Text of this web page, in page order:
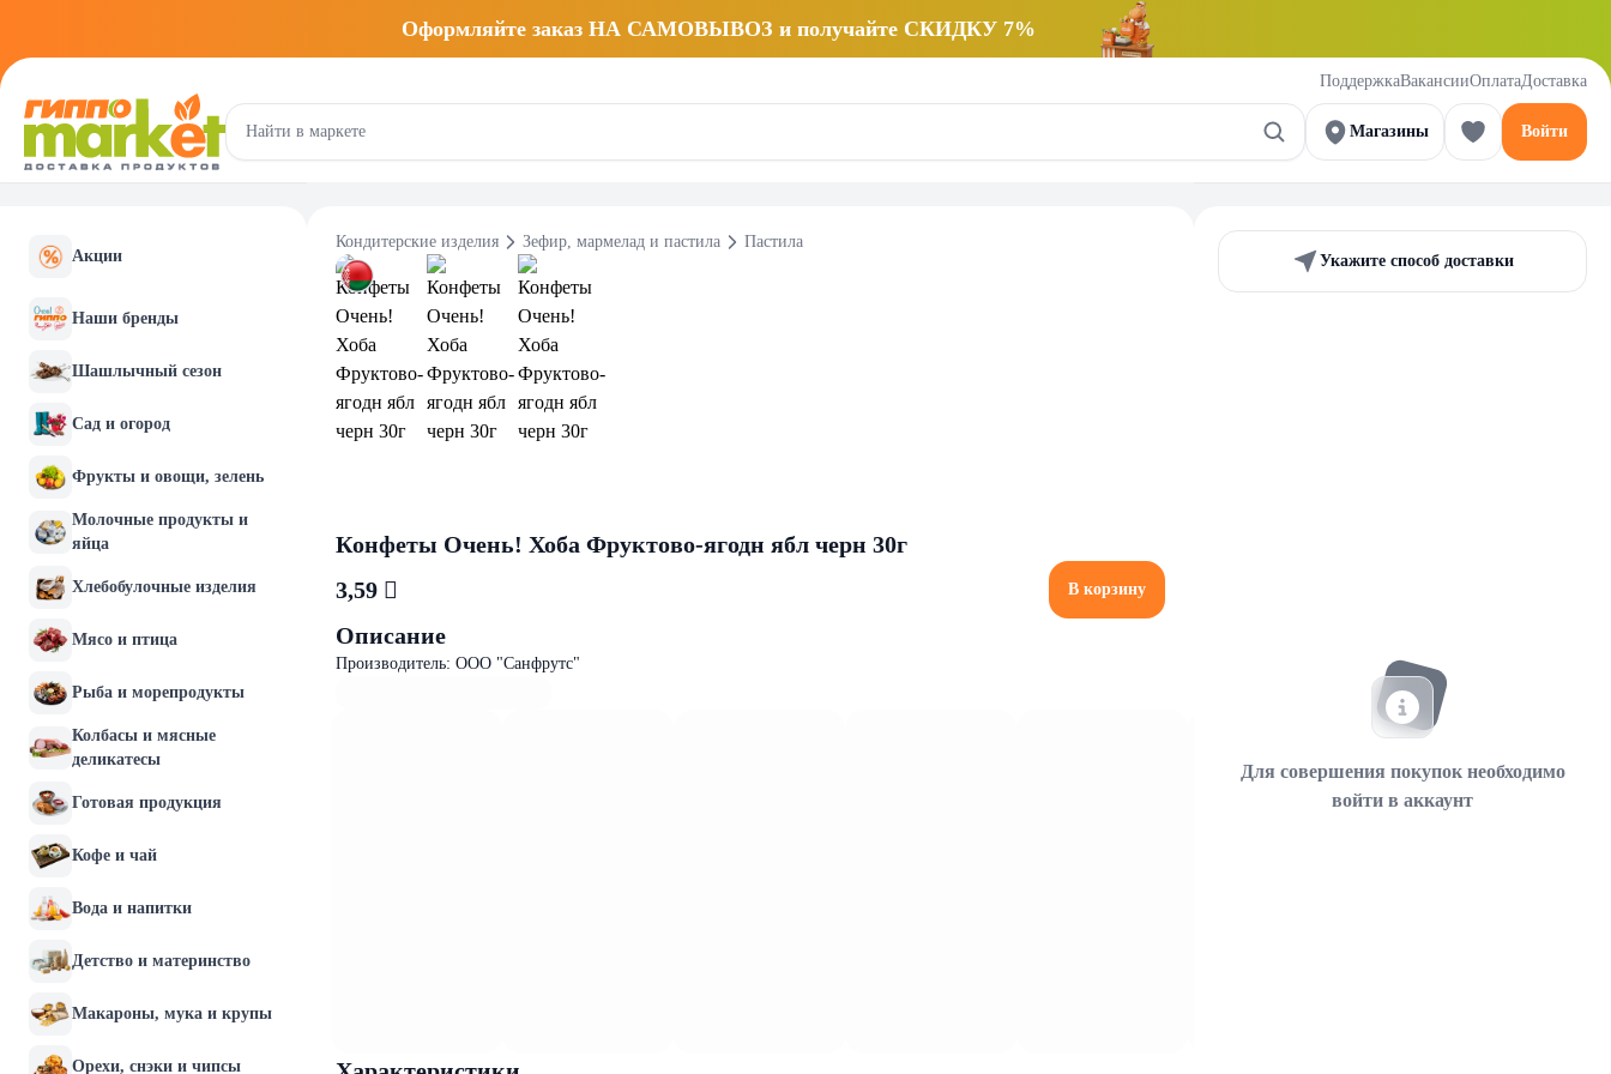
Оформляйте заказ НА САМОВЫВОЗ и получайте СКИДКУ 7%
ПоддержкаВакансииОплатаДоставка
Магазины Войти
Акции
Наши бренды
Шашлычный сезон
Сад и огород
Фрукты и овощи, зелень
Молочные продукты и
яйца
Хлебобулочные изделия
Мясо и птица
Рыба и морепродукты
Колбасы и мясные
деликатесы
Готовая продукция
Кофе и чай
Вода и напитки
Детство и материнство
Макароны, мука и крупы
Орехи, снэки и чипсы
Кондитерские изделия Зефир, мармелад и пастила Пастила
Конфеты Очень! Хоба Фруктово-ягодн ябл черн 30г
3,59 
В корзину
Описание
Производитель: ООО "Санфрутс"
Укажите способ доставки
Для совершения покупок необходимо
войти в аккаунт